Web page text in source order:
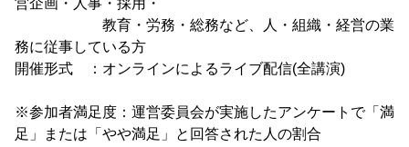
教育・労務・総務など、人・組織・経営の業
務に従事している方
開催形式 ：オンラインによるライブ配信(全講演)
※参加者満足度：運営委員会が実施したアンケートで「満
足」または「やや満足」と回答された人の割合